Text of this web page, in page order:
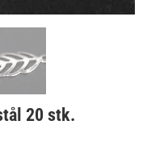
20 stk.